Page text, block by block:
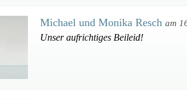
Michael und Monika Resch am
Unser aufrichtiges Beileid!